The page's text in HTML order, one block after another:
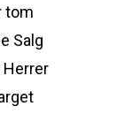
tom
Salg
Herrer